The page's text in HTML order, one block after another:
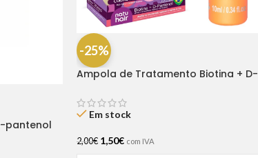
pantenol
-25%
Ampola de Tratamento Biotina + D-
Em stock
2,00€ 1,50€ com IVA